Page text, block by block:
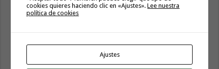
cookies quieres haciendo clic en «Ajustes».Lee nuestra
política de cookies
Ajustes